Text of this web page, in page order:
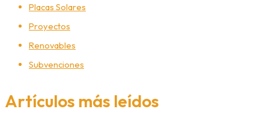
Placas Solares
Proyectos
Renovables
Subvenciones
Artículos más leídos